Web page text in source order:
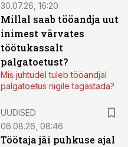
30.07.26, 16:20
Millal saab tööandja uut
inimest värvates
töötukassalt
palgatoetust?
Mis juhtudel tuleb tööandjal
palgatoetus riigile tagastada?
UUDISED
06.08.26, 08:46
Töötaja jäi puhkuse ajal